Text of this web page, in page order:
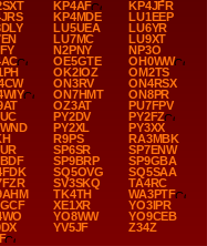
KP4AF
KP4JFR
KP4MDE
LU1EEP
LU5UEA
LU6YR
LU7MC
LU9XT
N2PNY
NP3O
OE5GTE
OH0WW
OK2IOZ
OM2TS
ON3RV
ON4RSX
ON7HMT
ON8PR
OZ3AT
PU7FPV
PY2DV
PY2FZ
PY2XL
PY3XX
R9PS
RA3MBK
SP6SR
SP7ENW
SP9BRP
SP9GBA
SQ5OVG
SQ5SAA
SV3SKQ
TA4RC
TK4TH
WA3PTF
XE1XR
YO3IPR
YO8WW
YO9CEB
YV5JF
Z34Z